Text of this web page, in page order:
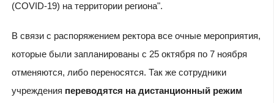
(COVID-19) на территории региона".
В связи с распоряжением ректора все очные мероприятия,
которые были запланированы с 25 октября по 7 ноября
отменяются, либо переносятся. Так же сотрудники
учреждения переводятся на дистанционный режим